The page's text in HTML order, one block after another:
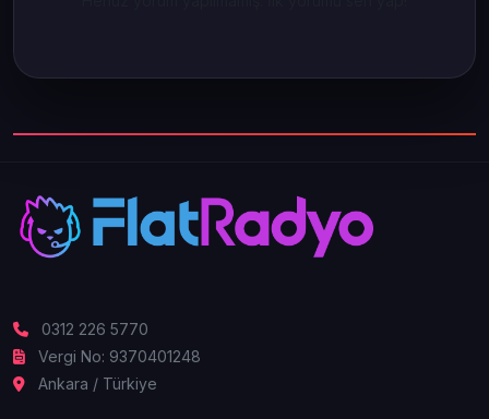
0312 226 5770
Vergi No: 9370401248
Ankara / Türkiye